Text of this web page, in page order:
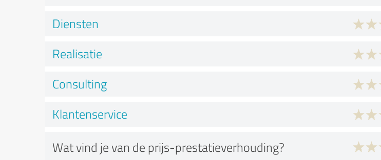
Diensten
Realisatie
Consulting
Klantenservice
Wat vind je van de prijs-prestatieverhouding?